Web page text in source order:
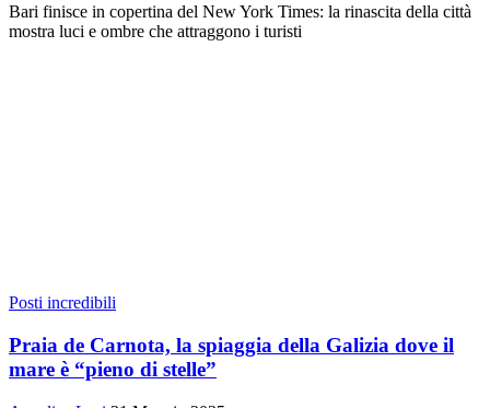
Bari finisce in copertina del New York Times: la rinascita della città
mostra luci e ombre che attraggono i turisti
Posti incredibili
Praia de Carnota, la spiaggia della Galizia dove il
mare è “pieno di stelle”